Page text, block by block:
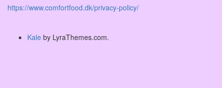
https://www.comfortfood.dk/privacy-policy/
Kale by LyraThemes.com.